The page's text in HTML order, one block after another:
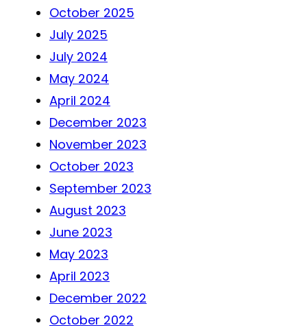
October 2025
July 2025
July 2024
May 2024
April 2024
December 2023
November 2023
October 2023
September 2023
August 2023
June 2023
May 2023
April 2023
December 2022
October 2022